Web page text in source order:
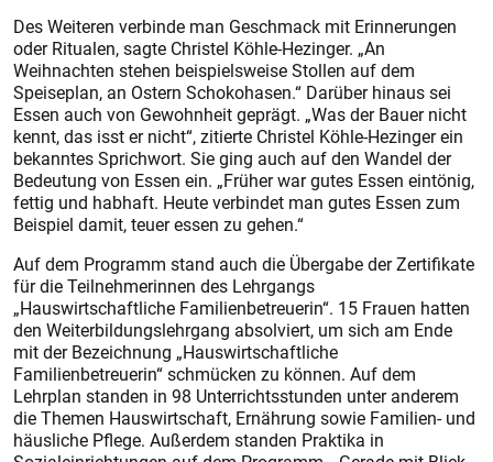
Des Weiteren verbinde man Geschmack mit Erinnerungen
oder Ritualen, sagte Christel Köhle-Hezinger. „An
Weihnachten stehen beispielsweise Stollen auf dem
Speiseplan, an Ostern Schokohasen.“ Darüber hinaus sei
Essen auch von Gewohnheit geprägt. „Was der Bauer nicht
kennt, das isst er nicht“, zitierte Christel Köhle-Hezinger ein
bekanntes Sprichwort. Sie ging auch auf den Wandel der
Bedeutung von Essen ein. „Früher war gutes Essen eintönig,
fettig und habhaft. Heute verbindet man gutes Essen zum
Beispiel damit, teuer essen zu gehen.“
Auf dem Programm stand auch die Übergabe der Zertifikate
für die Teilnehmerinnen des Lehrgangs
„Hauswirtschaftliche Familienbetreuerin“. 15 Frauen hatten
den Weiterbildungslehrgang absolviert, um sich am Ende
mit der Bezeichnung „Hauswirtschaftliche
Familienbetreuerin“ schmücken zu können. Auf dem
Lehrplan standen in 98 Unterrichtsstunden unter anderem
die Themen Hauswirtschaft, Ernährung sowie Familien- und
häusliche Pflege. Außerdem standen Praktika in